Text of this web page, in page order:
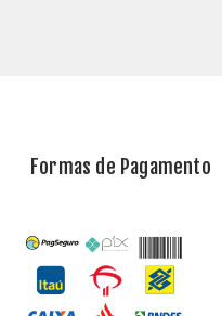
Formas de Pagamento